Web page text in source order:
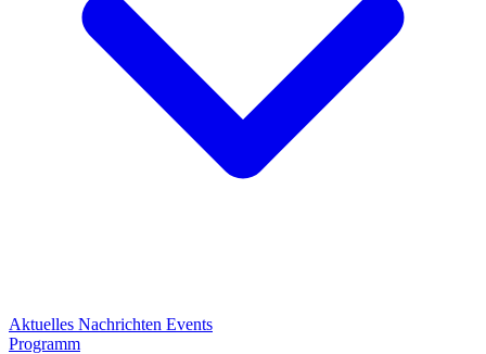
Aktuelles Nachrichten Events
Programm